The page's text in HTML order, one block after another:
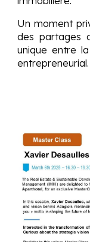
Un moment
des partages
unique entre
entrepreneurial.